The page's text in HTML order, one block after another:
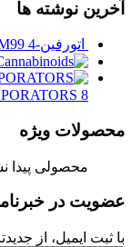
آخرین نوشته ها
اتورفین-Etorphine-M994 آبان 1404
8 شهریور 1402
محصولات ویژه
محصولی پیدا
عضویت در
با ثبت ایمیل، از